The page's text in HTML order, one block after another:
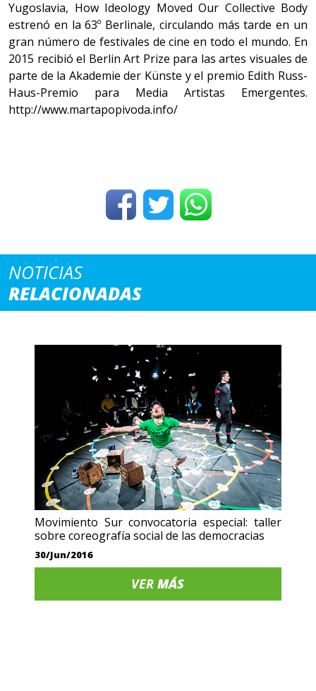
Yugoslavia, How Ideology Moved Our Collective Body
estrenó en la 63º Berlinale, circulando más tarde en un
gran número de festivales de cine en todo el mundo. En
2015 recibió el Berlin Art Prize para las artes visuales de
parte de la Akademie der Künste y el premio Edith Russ-
Haus-Premio para Media Artistas Emergentes.
http://www.martapopivoda.info/
NOTICIAS
RELACIONADAS
Movimiento Sur convocatoria especial: taller
sobre coreografía social de las democracias
30/Jun/2016
VERMÁS